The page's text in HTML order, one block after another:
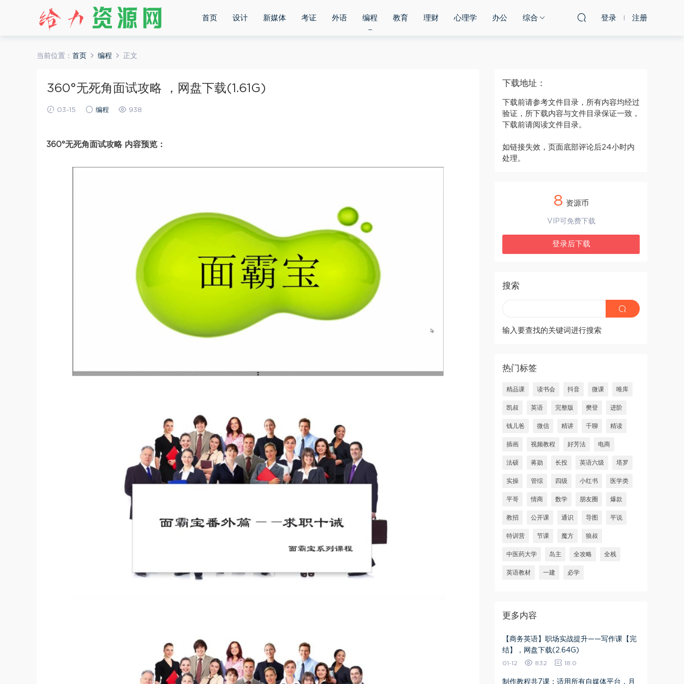
首页 设计 新媒体 考证 外语 编程 教育 理财 心理学 办公 综合 登录 注册
当前位置： 首页 编程 正文
360°无死角面试攻略 ，网盘下载(1.61G)
03-15 编程 938
360°无死角面试攻略 内容预览：
下载地址：
下载前请参考文件目录，所有内容均经过
验证，所下载内容与文件目录保证一致，
下载前请阅读文件目录。
如链接失效，页面底部评论后24小时内
处理。
8 资源币
VIP可免费下载
登录后下载
搜索
输入要查找的关键词进行搜索
热门标签
精品课 读书会 抖音 微课 唯库
凯叔 英语 完整版 樊登 进阶
钱儿爸 微信 精讲 千聊 精读
插画 视频教程 好芳法 电商
法硕 蒋勋 长投 英语六级 塔罗
实操 管综 四级 小红书 医学类
平哥 情商 数学 朋友圈 爆款
教招 公开课 通识 导图 平说
特训营 节课 魔方 狼叔
中医药大学 岛主 全攻略 全栈
英语教材 一建 必学
更多内容
【商务英语】职场实战提升——写作课【完
结】，网盘下载(2.64G)
01-12 832 18.0
制作教程共7课：适用所有自媒体平台，月